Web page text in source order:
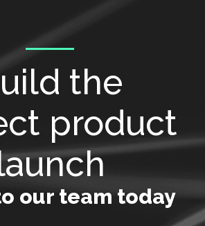
the
product
our team today